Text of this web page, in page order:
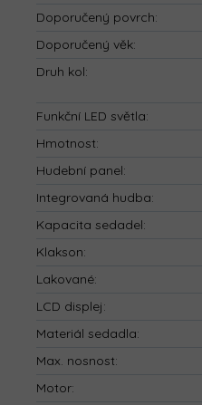
Doporučený povrch:
Doporučený věk:
Druh kol:
Funkční LED světla:
Hmotnost:
Hudební panel:
Integrovaná hudba:
Kapacita sedadel:
Klakson:
Lakované:
LCD displej:
Materiál sedadla:
Max. nosnost:
Motor: